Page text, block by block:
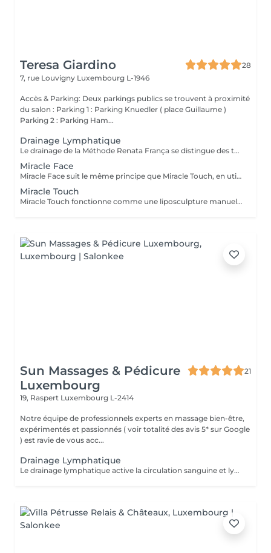
Teresa Giardino
28
7, rue Louvigny Luxembourg L-1946
Accès & Parking: Deux parkings publics se trouvent à proximité
du salon : Parking 1 : Parking Knuedler ( place Guillaume )
Parking 2 : Parking Ham...
Drainage Lymphatique
Le drainage de la Méthode Renata França se distingue des techniques traditionnelles par son toucher précis, avec un rythme, des pressions, des pompages, des glissements et des manuvres totalement différents, qui permettent d'obtenir des résultats esthétiques visibles dès la première séance. La technique stimule la circulation sanguine, réduit les gonflements (dèmes) et favorise l'élimination des toxines. Son traitement continu permet d'affiner considérablement la silhouette et de réduire l'aspect de la cellulite, tout en renforçant le système immunitaire.
Miracle Face
Miracle Face suit le même principe que Miracle Touch, en utilisant la somme des rythmes, des pressions, des pompages, des glissements et des manuvres complètement différentes pour obtenir des résultats dès la première séance. Ce mélange est chargé de drainer le visage et d'en modeler les contours, d'où des bénéfices tels que la réduction des poches, des cernes et des dèmes (gonflements), visibles dès la première séance. Avec un effet liftant, le traitement continu permet d'obtenir des traits beaucoup plus définis, ainsi qu'un affinement du nez et une réduction des bajoues.
Miracle Touch
Miracle Touch fonctionne comme une liposculpture manuelle, apportant des bénéfices surprenants et immédiats. Grâce à une combinaison de rythme, de pression, de pompage, de glissement et des manuvres complètement différentes, Miracle Touch donne des résultats esthétiques dès la première séance. Parmi les avantages, citons la réduction des dèmes et des mensurations, des muscles plus apparents et un teint de peau uniforme. Un traitement continu permet de modeler la silhouette de manière exceptionnelle, de réduire l'apparence de la cellulite et de renforcer le système immunitaire.
Sun Massages & Pédicure
Luxembourg
21
19, Raspert Luxembourg L-2414
Notre équipe de professionnels experts en massage bien-être,
expérimentés et passionnés ( voir totalité des avis 5* sur Google
) est ravie de vous acc...
Drainage Lymphatique
Le drainage lymphatique active la circulation sanguine et lymphatique; il favorise l'élimination des toxines. Le système lymphatique est actif et spécifique pour aider à relancer le système immunitaire. Ce massage doux permettra aux personnes qui ont des sensations de fatigue, de jambes lourdes et de stress, de pouvoir permettre à leur corps de stopper la fatigue plus facilement. Il peut en outre être recommandé aux femmes enceintes qui souffrent de rester debout. De surcroît, il agit de manière positive sur l'humeur. Enfin, après un drainage lymphatique, on constate également très souvent une amélioration du sommeil.